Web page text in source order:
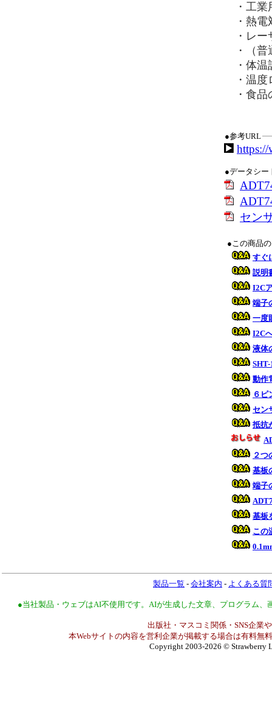
・工業
・熱電
・レー
・（普
・体温
・温度
・食品
●参考URL
https://
●データシー
セン
●この商品
すぐ
説明
I2C
端子
一度
I2C
液体
動作
６ピ
セン
抵抗
２つ
基板
端子
基板
この
製品一覧 - 会社案内 - よくある質
●当社製品・ウェブはAI不使用です。AIが生成した文章、プログラム
出版社・マスコミ関係・SNS企業
本Webサイトの内容を営利企業が掲載する場合は有料無
Copyright 2003-2026 © Strawberry